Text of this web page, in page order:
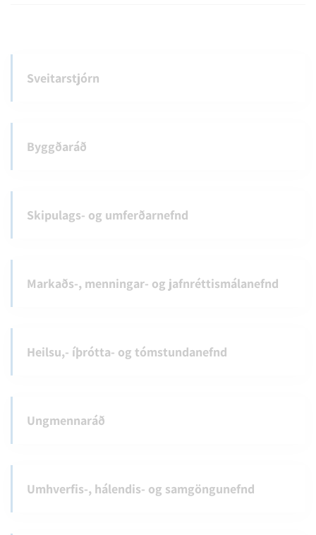
Sveitarstjórn
Byggðaráð
Skipulags- og umferðarnefnd
Markaðs-, menningar- og jafnréttismálanefnd
Heilsu,- íþrótta- og tómstundanefnd
Ungmennaráð
Umhverfis-, hálendis- og samgöngunefnd